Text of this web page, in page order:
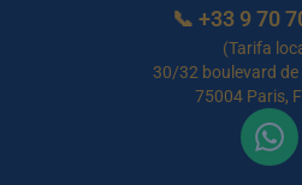
📞 +33 9 70
(Tarifa
30/32 boulevard de
75004 Paris,